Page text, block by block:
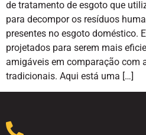
de tratamento de esgoto que
para decompor os resíduos
presentes no esgoto doméstico.
projetados para serem mais
amigáveis em comparação com
tradicionais. Aqui está uma […]